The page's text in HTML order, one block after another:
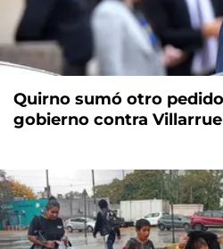
Quirno sumó otro
gobierno contra